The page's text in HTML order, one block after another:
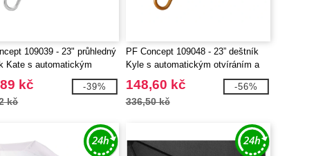
109039 - 23" průhledný
Kate s automatickým
kč
kč
-39%
PF Concept 109048 - 23” deštník
Kyle s automatickým otvíráním a
dřevěnou tyčí a rukojetí
148,60 kč
336,50 kč
-56%